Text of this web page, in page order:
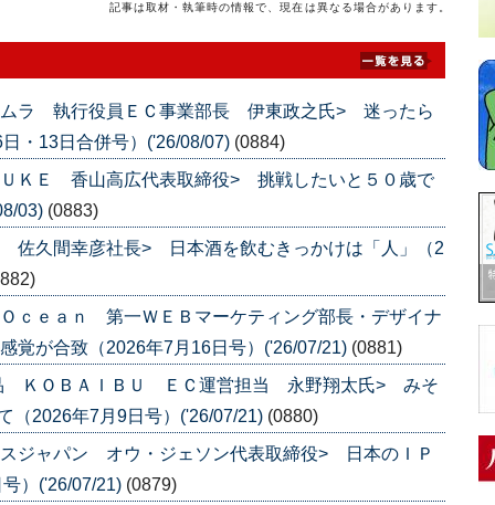
記事は取材・執筆時の情報で、現在は異なる場合があります。
ムラ 執行役員ＥＣ事業部長 伊東政之氏> 迷ったら
・13日合併号）('26/08/07) (0884)
ＵＫＥ 香山高広代表取締役> 挑戦したいと５０歳で
03) (0883)
佐久間幸彦社長> 日本酒を飲むきっかけは「人」（2
ｃｅａｎ 第一ＷＥＢマーケティング部長・デザイナ
が合致（2026年7月16日号）('26/07/21) (0881)
品 ＫＯＢＡＩＢＵ ＥＣ運営担当 永野翔太氏> みそ
（2026年7月9日号）('26/07/21) (0880)
スジャパン オウ・ジェソン代表取締役> 日本のＩＰ
）('26/07/21) (0879)